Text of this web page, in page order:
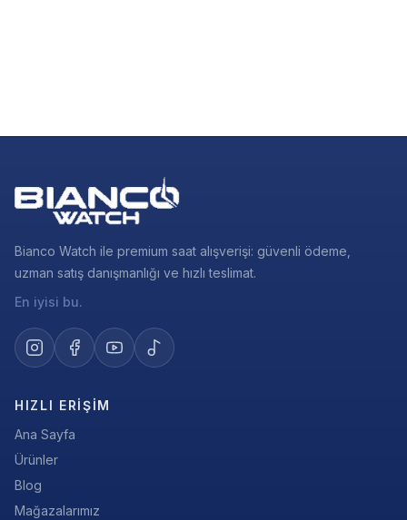
Bianco Watch ile premium saat alışverişi: güvenli ödeme,
uzman satış danışmanlığı ve hızlı teslimat.
En iyisi bu.
HIZLI ERIŞIM
Ana Sayfa
Ürünler
Blog
Mağazalarımız